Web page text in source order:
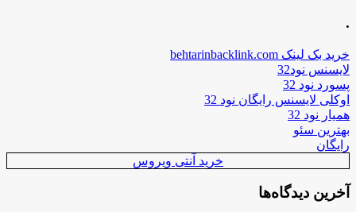
.
خرید بک لینک behtarinbacklink.com
لایسنس نود32
پسورد نود 32
اوکلی لایسنس رایگان نود 32
همیار نود 32
بهترین سئو
رایگان
خرید آنتی ویروس
آخرین دیدگاه‌ها